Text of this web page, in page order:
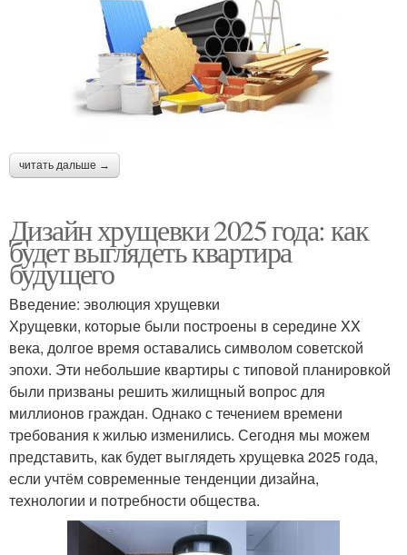
читать дальше →
Дизайн хрущевки 2025 года: как
будет выглядеть квартира
будущего
Введение: эволюция хрущевки
Хрущевки, которые были построены в середине XX
века, долгое время оставались символом советской
эпохи. Эти небольшие квартиры с типовой планировкой
были призваны решить жилищный вопрос для
миллионов граждан. Однако с течением времени
требования к жилью изменились. Сегодня мы можем
представить, как будет выглядеть хрущевка 2025 года,
если учтём современные тенденции дизайна,
технологии и потребности общества.